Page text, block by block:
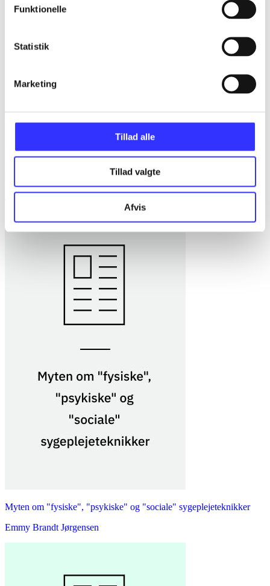
Funktionelle
Statistik
Marketing
Tillad alle
Tillad valgte
Afvis
Eksistens og krop hos den tidlige Sartre
Jacob Dahl Rendtorff
Myten om "fysiske", "psykiske" og "sociale" sygeplejeteknikker
Emmy Brandt Jørgensen